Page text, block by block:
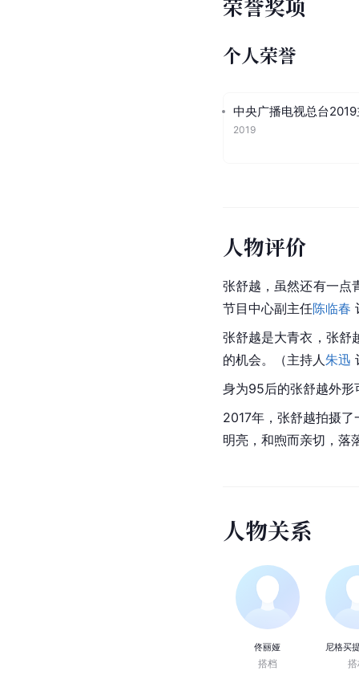
荣誉奖项
个人荣誉
中央广播电视总台
2019
人物评价
张舒越，虽然还有一点
节目中心副主任陈临春
张舒越是大青衣 ，张
的机会。（主持人朱迅
身为95后的张舒越外形
2017年，张舒越拍摄
明亮，和煦而亲切，落
人物关系
佟丽娅
搭档
尼格买